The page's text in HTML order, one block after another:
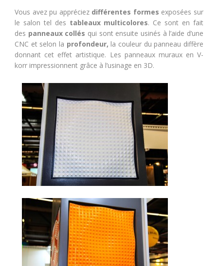
Vous avez pu appréciez différentes formes exposées sur
le salon tel des tableaux multicolores. Ce sont en fait
des panneaux collés qui sont ensuite usinés à l’aide d’une
CNC et selon la profondeur, la couleur du panneau diffère
donnant cet effet artistique. Les panneaux muraux en V-
korr impressionnent grâce à l’usinage en 3D.